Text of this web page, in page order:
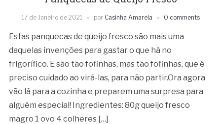
17 de Janeiro de 2021 por Casinha Amarela 0 comments
Estas panquecas de queijo fresco são mais uma
daquelas invenções para gastar o que há no
frigorífico. E são tão fofinhas, mas tão fofinhas, que é
preciso cuidado ao virá-las, para não partir.Ora agora
vão lá para a cozinha e preparem uma surpresa para
alguém especial! Ingredientes: 80g queijo fresco
magro 1 ovo 4 colheres […]